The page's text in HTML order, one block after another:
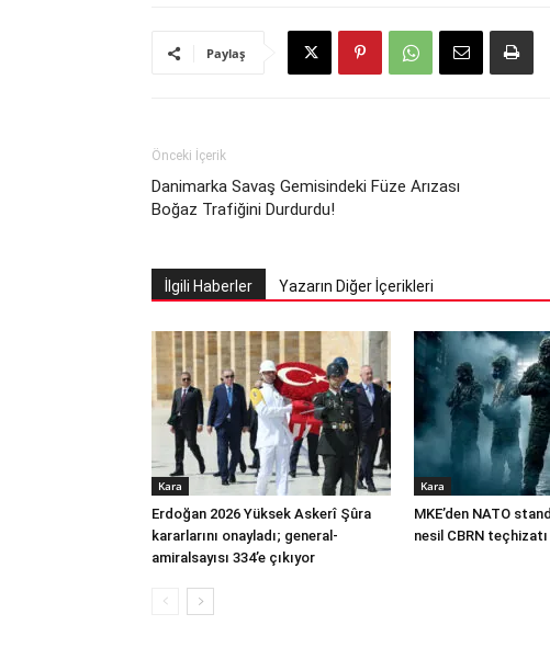
Paylaş
Önceki İçerik
Danimarka Savaş Gemisindeki Füze Arızası
Boğaz Trafiğini Durdurdu!
İlgili Haberler Yazarın Diğer İçerikleri
Kara
Erdoğan 2026 Yüksek Askerî Şûra
kararlarını onayladı; general-
amiralsayısı 334’e çıkıyor
Kara
MKE’den NATO
nesil CBRN teçhizatı